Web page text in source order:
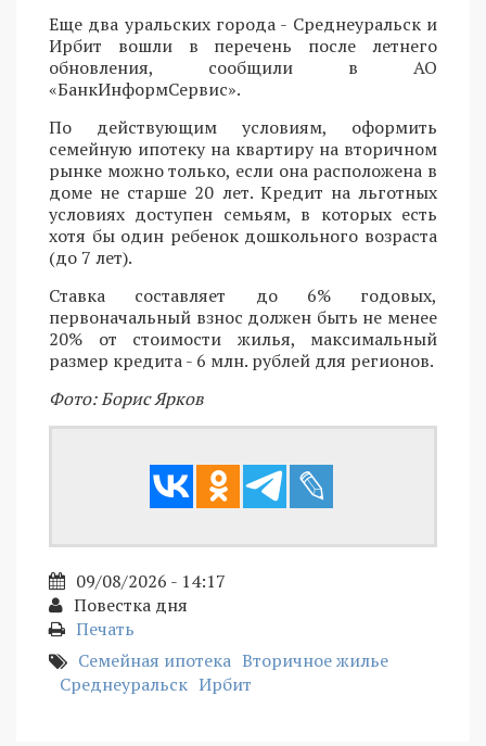
Еще два уральских города - Среднеуральск и
Ирбит вошли в перечень после летнего
обновления, сообщили в АО
«БанкИнформСервис».
По действующим условиям, оформить
семейную ипотеку на квартиру на вторичном
рынке можно только, если она расположена в
доме не старше 20 лет. Кредит на льготных
условиях доступен семьям, в которых есть
хотя бы один ребенок дошкольного возраста
(до 7 лет).
Ставка составляет до 6% годовых,
первоначальный взнос должен быть не менее
20% от стоимости жилья, максимальный
размер кредита - 6 млн. рублей для регионов.
Фото: Борис Ярков
09/08/2026 - 14:17
Повестка дня
Печать
Семейная ипотека Вторичное жилье
Среднеуральск Ирбит